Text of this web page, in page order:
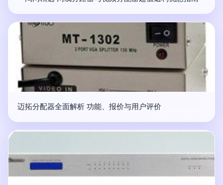
迈拓分配器全面解析 功能、报价与用户评价